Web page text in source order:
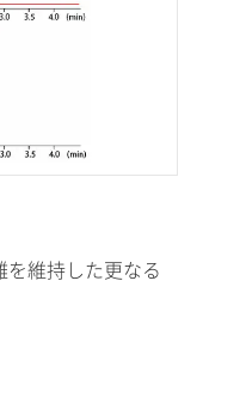
を維持した更なる